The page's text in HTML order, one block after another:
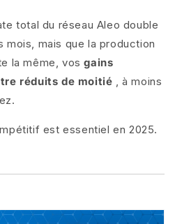
total du réseau Aleo double
mois, mais que la production
la même, vosgains
réduits de moitié
, à moins
est essentiel en 2025.